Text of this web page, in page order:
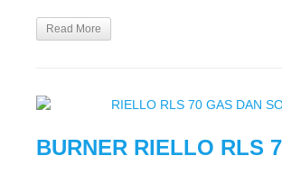
Read More
BURNER RIELLO RLS